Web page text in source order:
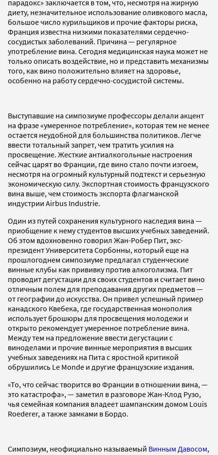
парадокс» заключается в том, что, несмотря на жирную
диету, незначительное использование оливкового масла,
большое число курильщиков и прочие факторы риска,
Франция известна низкими показателями сердечно-
сосудистых заболеваний. Причина — регулярное
употребление вина. Сегодня медицинская наука может не
только описать воздействие, но и представить механизмы
того, как вино положительно влияет на здоровье,
особенно на работу сердечно-сосудистой системы.
Выступавшие на симпозиуме профессоры делали акцент
на фразе «умеренное потребление», которая тем не менее
остается неудобной для большинства политиков. Легче
ввести тотальный запрет, чем тратить усилия на
просвещение. Жесткие антиалкогольные настроения
сейчас царят во Франции, где вино стало почти изгоем,
несмотря на огромный культурный подтекст и серьезную
экономическую силу. Экспортная стоимость французского
вина выше, чем стоимость экспорта флагманской
индустрии Airbus Industrie.
Один из путей сохранения культурного наследия вина —
приобщение к нему студентов высших учебных заведений.
Об этом вдохновенно говорил Жан-Робер Пит, экс-
президент Университета Сорбонны, который еще на
прошлогоднем симпозиуме предлагал студенческие
винные клубы как прививку против алкоголизма. Пит
проводит дегустации для своих студентов и считает вино
отличным полем для преподавания других предметов —
от географии до искусства. Он привел успешный пример
канадского Квебека, где государственная монополия
использует брошюры для просвещения молодежи и
открыто рекомендует умеренное потребление вина.
Между тем на предложение ввести дегустации с
виноделами и прочие винные мероприятия в высших
учебных заведениях на Пита с яростной критикой
обрушились Le Monde и другие французские издания.
«То, что сейчас творится во Франции в отношении вина, —
это катастрофа», — заметил в разговоре Жан-Клод Рузо,
чья семейная компания владеет шампанским домом Louis
Roederer, а также замками в Бордо.
Симпозиум, неофициально называемый Винным Давосом,